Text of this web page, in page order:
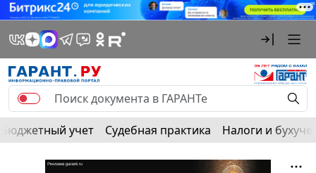
Бюджетный учет Судебная практика Налоги и